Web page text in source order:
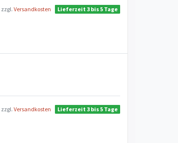
zzgl.Versandkosten Lieferzeit 3 bis 5 Tage
zzgl.Versandkosten Lieferzeit 3 bis 5 Tage